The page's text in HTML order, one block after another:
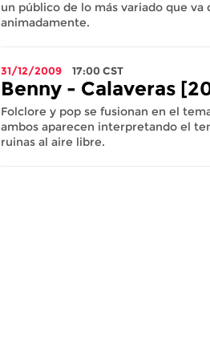
un público de lo más variado que
animadamente.
31/12/2009 17:00CST
Benny - Calaveras
Folclore y pop se fusionan en el
ambos aparecen interpretando el
ruinas al aire libre.